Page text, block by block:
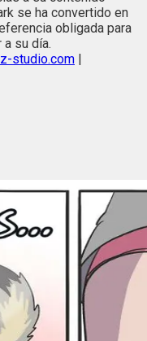
se ha convertido en
obligada para
su día.
studio.com |